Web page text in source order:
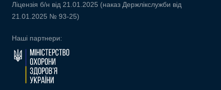
Ліцензія б/н від 21.01.2025 (наказ Держлікслужби від
21.01.2025 № 93-25)
Наші партнери: